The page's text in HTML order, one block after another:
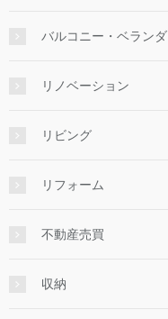
バルコニー・ベランダ
リノベーション
リビング
リフォーム
不動産売買
収納